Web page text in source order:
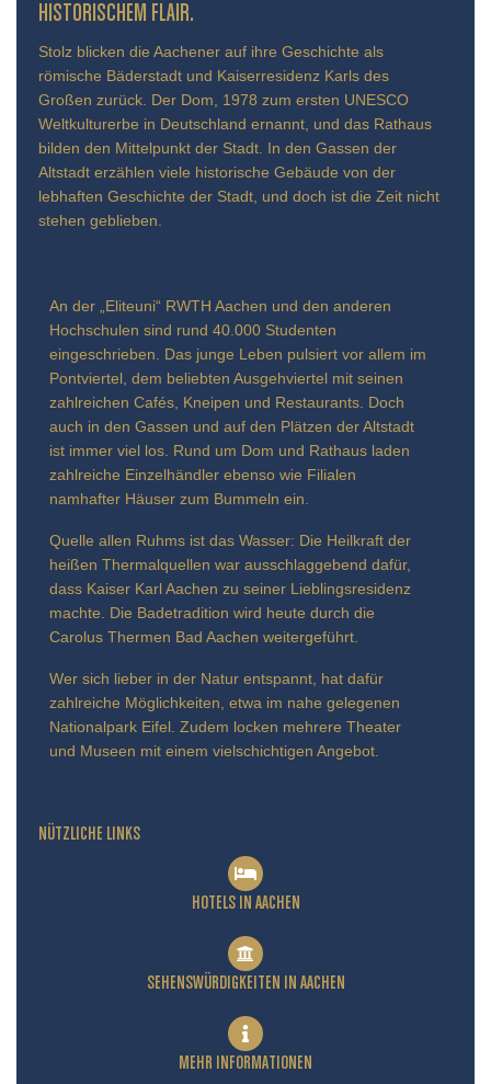
TORISCHEM FLAIR.
Stolz blicken die Aachener auf ihre Geschichte als
römische Bäderstadt und Kaiserresidenz Karls des
Großen zurück. Der Dom, 1978 zum ersten UNESCO
Weltkulturerbe in Deutschland ernannt, und das Rathaus
bilden den Mittelpunkt der Stadt. In den Gassen der
Altstadt erzählen viele historische Gebäude von der
lebhaften Geschichte der Stadt, und doch ist die Zeit nicht
stehen geblieben.
An der „Eliteuni“ RWTH Aachen und den anderen
Hochschulen sind rund 40.000 Studenten
eingeschrieben. Das junge Leben pulsiert vor allem im
Pontviertel, dem beliebten Ausgehviertel mit seinen
zahlreichen Cafés, Kneipen und Restaurants. Doch
auch in den Gassen und auf den Plätzen der Altstadt
ist immer viel los. Rund um Dom und Rathaus laden
zahlreiche Einzelhändler ebenso wie Filialen
namhafter Häuser zum Bummeln ein.
Quelle allen Ruhms ist das Wasser: Die Heilkraft der
heißen Thermalquellen war ausschlaggebend dafür,
dass Kaiser Karl Aachen zu seiner Lieblingsresidenz
machte. Die Badetradition wird heute durch die
Carolus Thermen Bad Aachen weitergeführt.
Wer sich lieber in der Natur entspannt, hat dafür
zahlreiche Möglichkeiten, etwa im nahe gelegenen
Nationalpark Eifel. Zudem locken mehrere Theater
und Museen mit einem vielschichtigen Angebot.
NÜTZLICHE LINKS
HOTELS IN AACHEN
SEHENSWÜRDIGKEITEN IN AACHEN
MEHR INFORMATIONEN